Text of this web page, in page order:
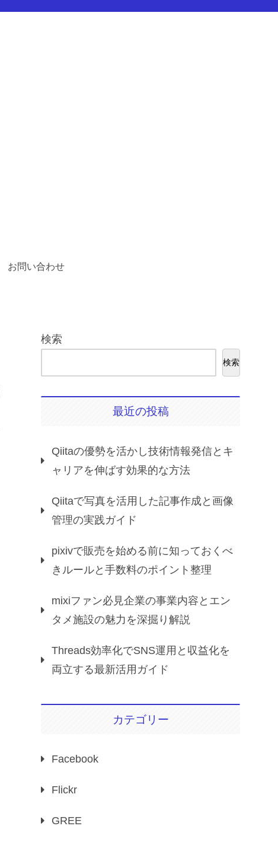
お問い合わせ
検索
検索
最近の投稿
Qiitaの優勢を活かし技術情報発信とキ
ャリアを伸ばす効果的な方法
Qiitaで写真を活用した記事作成と画像
管理の実践ガイド
pixivで販売を始める前に知っておくべ
きルールと手数料のポイント整理
mixiファン必見企業の事業内容とエン
タメ施設の魅力を深掘り解説
Threads効率化でSNS運用と収益化を
両立する最新活用ガイド
カテゴリー
Facebook
Flickr
GREE